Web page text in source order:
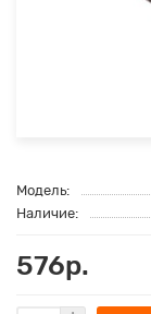
Модель:
Наличие:
576р.